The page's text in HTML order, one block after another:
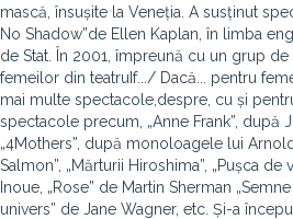
mască, însușite la Veneția. A susținut
No Shadow”de Ellen Kaplan, în limba
de Stat. În 2001, împreună cu un grup de
femeilor din teatruIf.../ Dacă... pentru
mai multe spectacole,despre, cu și
spectacole precum, „Anne Frank”, după
„4Mothers”, după monoloagele lui
Salmon”, „Mărturii Hiroshima”, „Pușca de
Inoue, „Rose” de Martin Sherman
univers” de Jane Wagner, etc. Și-a